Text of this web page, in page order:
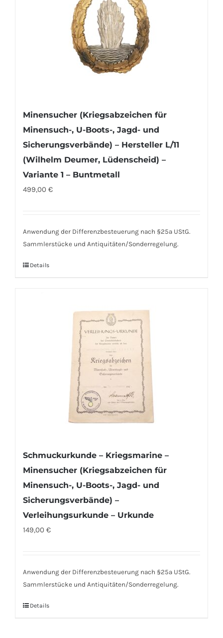
Minensucher (Kriegsabzeichen für
Minensuch-, U-Boots-, Jagd- und
Sicherungsverbände) – Hersteller L/11
(Wilhelm Deumer, Lüdenscheid) –
Variante 1 – Buntmetall
499,00 €
Anwendung der Differenzbesteuerung nach §25a UStG.
Sammlerstücke und Antiquitäten/Sonderregelung.
Details
Schmuckurkunde – Kriegsmarine –
Minensucher (Kriegsabzeichen für
Minensuch-, U-Boots-, Jagd- und
Sicherungsverbände) –
Verleihungsurkunde – Urkunde
149,00 €
Anwendung der Differenzbesteuerung nach §25a UStG.
Sammlerstücke und Antiquitäten/Sonderregelung.
Details